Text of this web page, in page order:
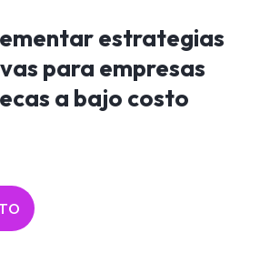
estrategias
para empresas
a bajo costo